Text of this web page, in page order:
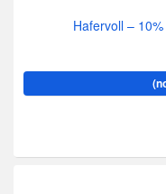
Hafervoll –